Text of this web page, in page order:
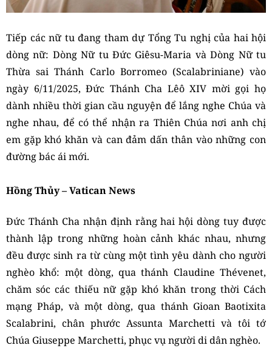
Tiếp các nữ tu đang tham dự Tổng Tu nghị của hai hội
dòng nữ: Dòng Nữ tu Đức Giêsu-Maria và Dòng Nữ tu
Thừa sai Thánh Carlo Borromeo (Scalabriniane) vào
ngày 6/11/2025, Đức Thánh Cha Lêô XIV mời gọi họ
dành nhiều thời gian cầu nguyện để lắng nghe Chúa và
nghe nhau, để có thể nhận ra Thiên Chúa nơi anh chị
em gặp khó khăn và can đảm dấn thân vào những con
đường bác ái mới.
Hồng Thủy – Vatican News
Đức Thánh Cha nhận định rằng hai hội dòng tuy được
thành lập trong những hoàn cảnh khác nhau, nhưng
đều được sinh ra từ cùng một tình yêu dành cho người
nghèo khổ: một dòng, qua thánh Claudine Thévenet,
chăm sóc các thiếu nữ gặp khó khăn trong thời Cách
mạng Pháp, và một dòng, qua thánh Gioan Baotixita
Scalabrini, chân phước Assunta Marchetti và tôi tớ
Chúa Giuseppe Marchetti, phục vụ người di dân nghèo.